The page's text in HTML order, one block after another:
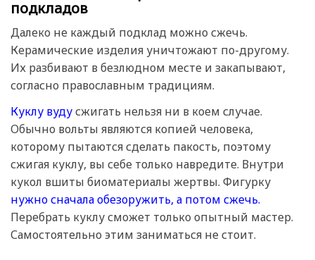
подкладов
Далеко не каждый подклад можно сжечь.
Керамические изделия уничтожают по-другому.
Их разбивают в безлюдном месте и закапывают,
согласно православным традициям.
Куклу вудусжигать нельзя ни в коем случае.
Обычно вольты являются копией человека,
которому пытаются сделать пакость, поэтому
сжигая куклу, вы себе только навредите. Внутри
кукол вшиты биоматериалы жертвы. Фигурку
нужно сначала обезоружить, а потом сжечь.
Перебрать куклу сможет только опытный мастер.
Самостоятельно этим заниматься не стоит.